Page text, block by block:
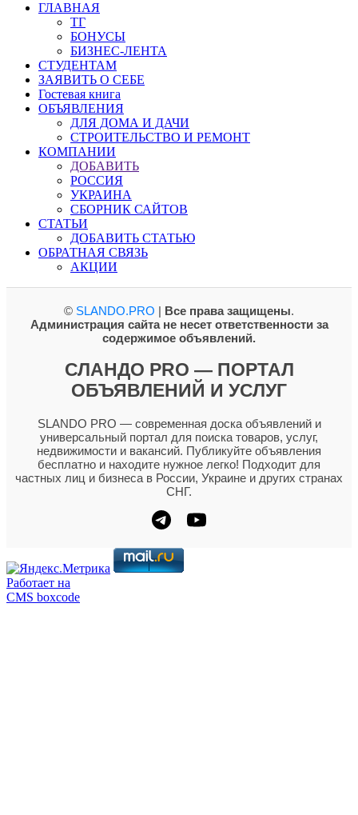
ГЛАВНАЯ
ТГ
БОНУСЫ
БИЗНЕС-ЛЕНТА
СТУДЕНТАМ
ЗАЯВИТЬ О СЕБЕ
Гостевая книга
ОБЪЯВЛЕНИЯ
ДЛЯ ДОМА И ДАЧИ
СТРОИТЕЛЬСТВО И РЕМОНТ
КОМПАНИИ
ДОБАВИТЬ
РОССИЯ
УКРАИНА
СБОРНИК САЙТОВ
СТАТЬИ
ДОБАВИТЬ СТАТЬЮ
ОБРАТНАЯ СВЯЗЬ
АКЦИИ
© SLANDO.PRO | Все права защищены.
Администрация сайта не несет ответственности за
содержимое объявлений.
СЛАНДО PRO — ПОРТАЛ
ОБЪЯВЛЕНИЙ И УСЛУГ
SLANDO PRO — современная доска объявлений и
универсальный портал для поиска товаров, услуг,
недвижимости и вакансий. Публикуйте объявления
бесплатно и находите нужное легко! Подходит для
частных лиц и бизнеса в России, Украине и других странах
СНГ.
Работает на
CMS boxcode